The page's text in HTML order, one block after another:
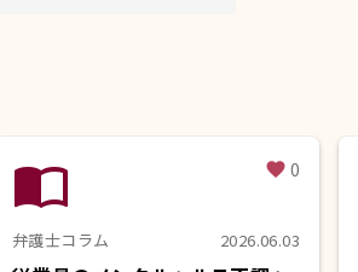
import_contacts favorite 0
弁護士コラム 2026.06.03